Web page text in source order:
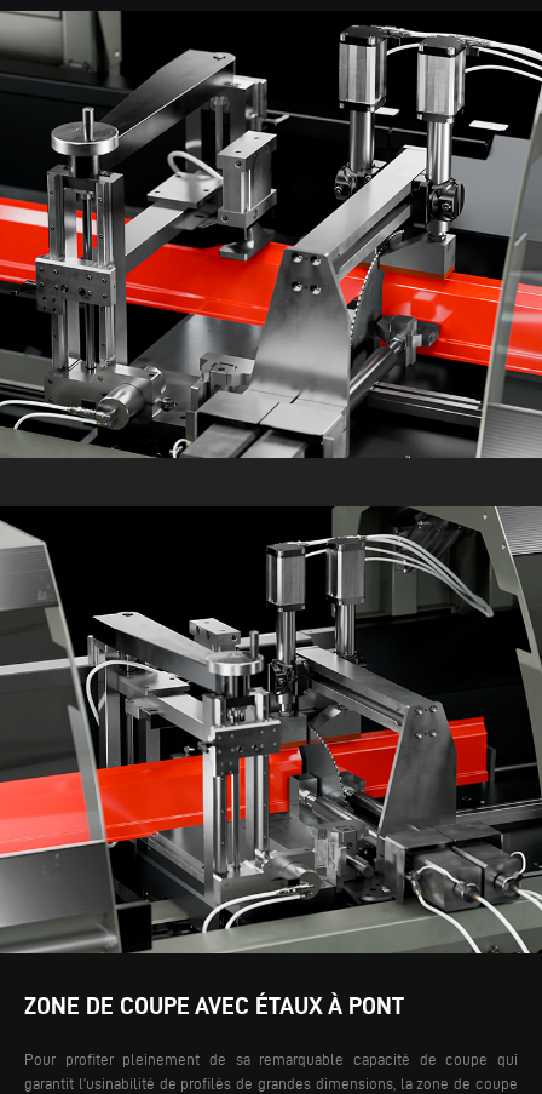
ZONE DE COUPE AVEC ÉTAUX À PONT
Pour profiter pleinement de sa remarquable capacité de coupe qui
garantit l’usinabilité de profilés de grandes dimensions, la zone de coupe